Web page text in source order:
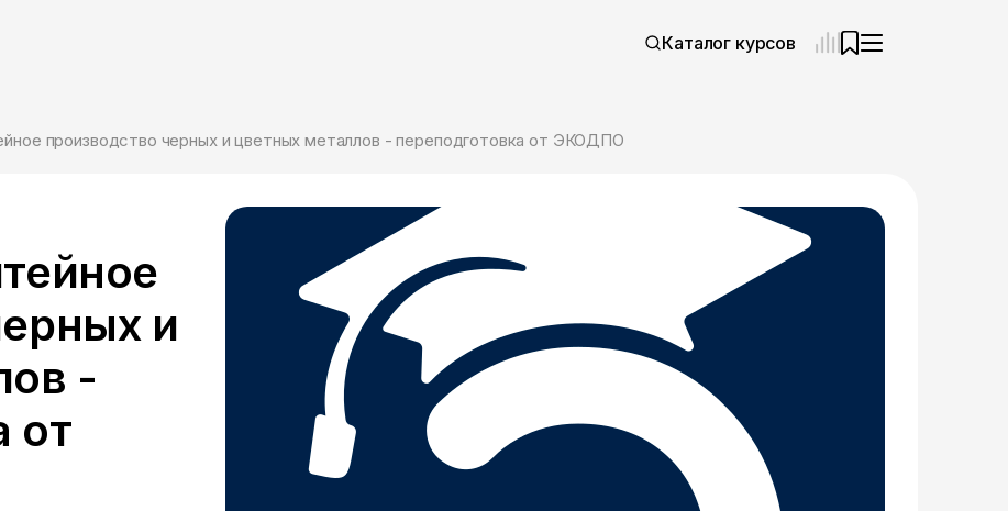
Каталог курсов
производство черных и цветных металлов - переподготовка от ЭКОДПО
и
-
от